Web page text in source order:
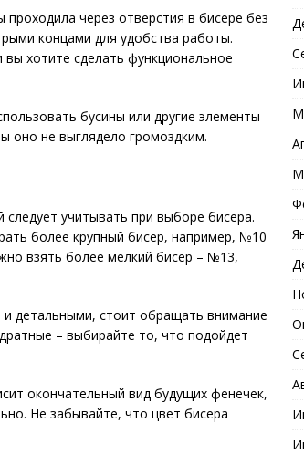
через отверстия в бисере без
концами для удобства работы.
хотите сделать функциональное
бусины или другие элементы
оно не выглядело громоздким.
учитывать при выборе бисера.
более крупный бисер, например, №10
взять более мелкий бисер – №13,
детальными, стоит обращать внимание
– выбирайте то, что подойдет
окончательный вид будущих фенечек,
Не забывайте, что цвет бисера